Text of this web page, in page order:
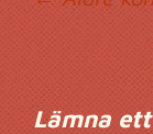
Lämna